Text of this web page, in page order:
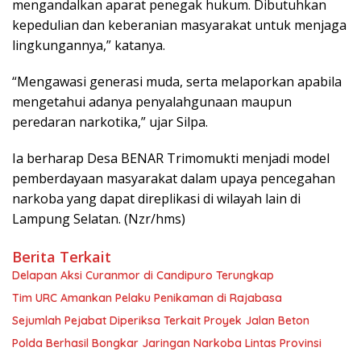
mengandalkan aparat penegak hukum. Dibutuhkan
kepedulian dan keberanian masyarakat untuk menjaga
lingkungannya,” katanya.
“Mengawasi generasi muda, serta melaporkan apabila
mengetahui adanya penyalahgunaan maupun
peredaran narkotika,” ujar Silpa.
Ia berharap Desa BENAR Trimomukti menjadi model
pemberdayaan masyarakat dalam upaya pencegahan
narkoba yang dapat direplikasi di wilayah lain di
Lampung Selatan. (Nzr/hms)
Berita Terkait
Delapan Aksi Curanmor di Candipuro Terungkap
Tim URC Amankan Pelaku Penikaman di Rajabasa
Sejumlah Pejabat Diperiksa Terkait Proyek Jalan Beton
Polda Berhasil Bongkar Jaringan Narkoba Lintas Provinsi